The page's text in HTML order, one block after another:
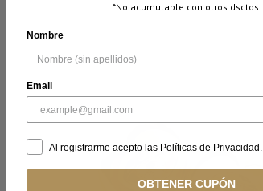
*No acumulable con otros dsctos.
Nombre
Email
Al registrarme acepto las Políticas de Privacidad.
OBTENER CUPÓN